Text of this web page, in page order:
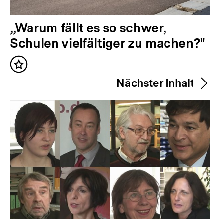
V
o
r
h
g
e
r
I
n
h
„Warum fällt es so schwer,
Schulen vielfältiger zu machen?"
Inhalt
Nächster Inhalt